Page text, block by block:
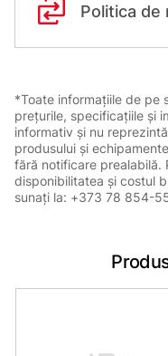
Politica de
*Toate informațiile de pe
prețurile, specificațiile și
informativ și nu
produsului și
fără notificare prealabilă.
disponibilitatea și costul
sunați la: +373 78 854-